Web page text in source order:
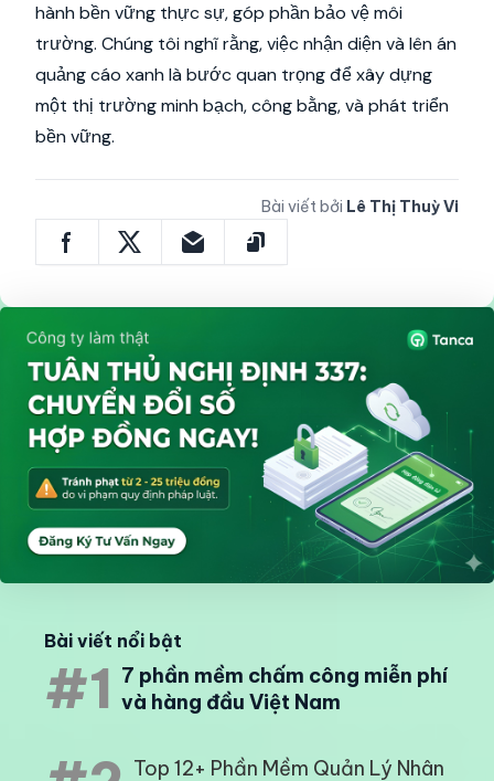
hành bền vững thực sự, góp phần bảo vệ môi
trường. Chúng tôi nghĩ rằng, việc nhận diện và lên án
quảng cáo xanh là bước quan trọng để xây dựng
một thị trường minh bạch, công bằng, và phát triển
bền vững.
Bài viết bởi Lê Thị Thuỳ Vi
Bài viết nổi bật
#1 7 phần mềm chấm công miễn phí
và hàng đầu Việt Nam
Top 12+ Phần Mềm Quản Lý Nhân